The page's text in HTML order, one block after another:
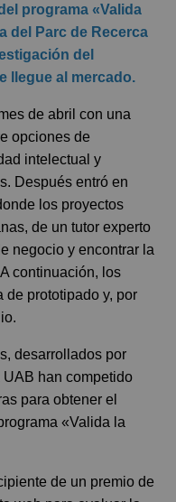
programa «Valida
del Parc de Recerca
del
llegue al mercado.
de abril con una
opciones de
intelectual y
Después entró en
los proyectos
de un tutor experto
negocio y encontrar la
continuación, los
de prototipado y, por
desarrollados por
han competido
para obtener el
«Valida la
de un premio de